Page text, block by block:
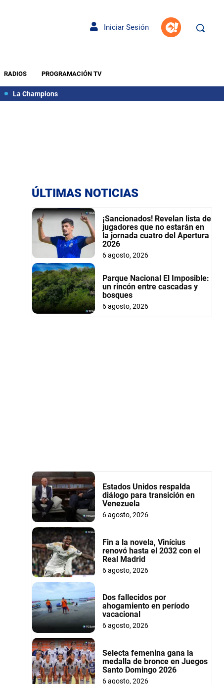
Iniciar Sesión
RADIOS PROGRAMACIÓN TV
La Champions
ÚLTIMAS NOTICIAS
¡Sancionados! Revelan lista de
jugadores que no estarán en
la jornada cuatro del Apertura
2026
6 agosto, 2026
Parque Nacional El Imposible:
un rincón entre cascadas y
bosques
6 agosto, 2026
Estados Unidos respalda
diálogo para transición en
Venezuela
6 agosto, 2026
Fin a la novela, Vinícius
renovó hasta el 2032 con el
Real Madrid
6 agosto, 2026
Dos fallecidos por
ahogamiento en período
vacacional
6 agosto, 2026
Selecta femenina gana la
medalla de bronce en Juegos
Santo Domingo 2026
6 agosto, 2026